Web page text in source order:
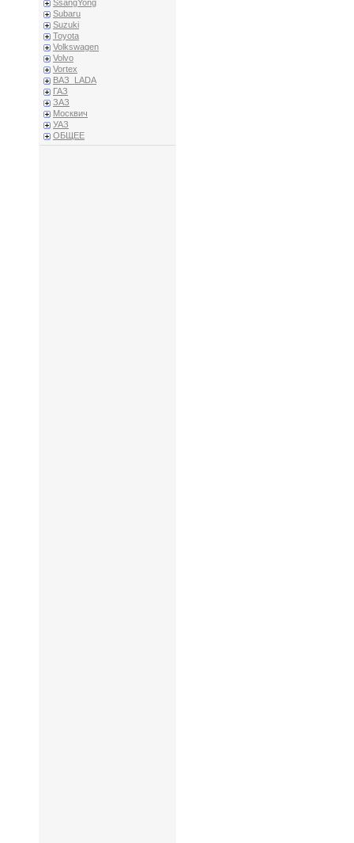
SsangYong
Subaru
Suzuki
Toyota
Volkswagen
Volvo
Vortex
ВАЗ_LADA
ГАЗ
ЗАЗ
Москвич
УАЗ
ОБЩЕЕ